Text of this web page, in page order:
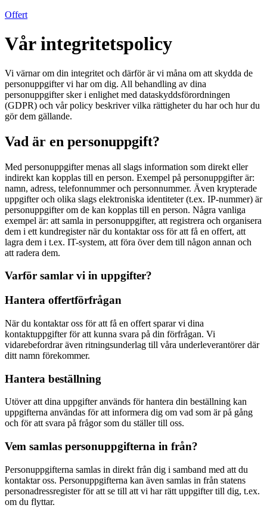
Offert
Vår integritetspolicy
Vi värnar om din integritet och därför är vi måna om att skydda de
personuppgifter vi har om dig. All behandling av dina
personuppgifter sker i enlighet med dataskyddsförordningen
(GDPR) och vår policy beskriver vilka rättigheter du har och hur du
gör dem gällande.
Vad är en personuppgift?
Med personuppgifter menas all slags information som direkt eller
indirekt kan kopplas till en person. Exempel på personuppgifter är:
namn, adress, telefonnummer och personnummer. Även krypterade
uppgifter och olika slags elektroniska identiteter (t.ex. IP-nummer) är
personuppgifter om de kan kopplas till en person. Några vanliga
exempel är: att samla in personuppgifter, att registrera och organisera
dem i ett kundregister när du kontaktar oss för att få en offert, att
lagra dem i t.ex. IT-system, att föra över dem till någon annan och
att radera dem.
Varför samlar vi in uppgifter?
Hantera offertförfrågan
När du kontaktar oss för att få en offert sparar vi dina
kontaktuppgifter för att kunna svara på din förfrågan. Vi
vidarebefordrar även ritningsunderlag till våra underleverantörer där
ditt namn förekommer.
Hantera beställning
Utöver att dina uppgifter används för hantera din beställning kan
uppgifterna användas för att informera dig om vad som är på gång
och för att svara på frågor som du ställer till oss.
Vem samlas personuppgifterna in från?
Personuppgifterna samlas in direkt från dig i samband med att du
kontaktar oss. Personuppgifterna kan även samlas in från statens
personadressregister för att se till att vi har rätt uppgifter till dig, t.ex.
om du flyttar.